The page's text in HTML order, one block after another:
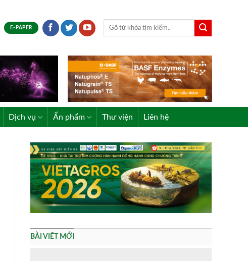
E-PAPER
Dịch vụ Ấn phẩm Thư viện Liên hệ
BÀI VIẾT MỚI